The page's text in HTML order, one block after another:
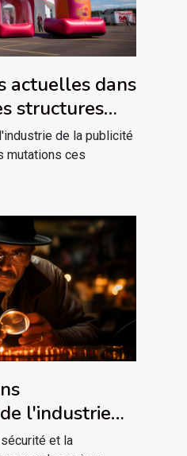
actuelles dans
structures
la publicité
de la publicité
mutations ces
l'industrie
sur le
et la